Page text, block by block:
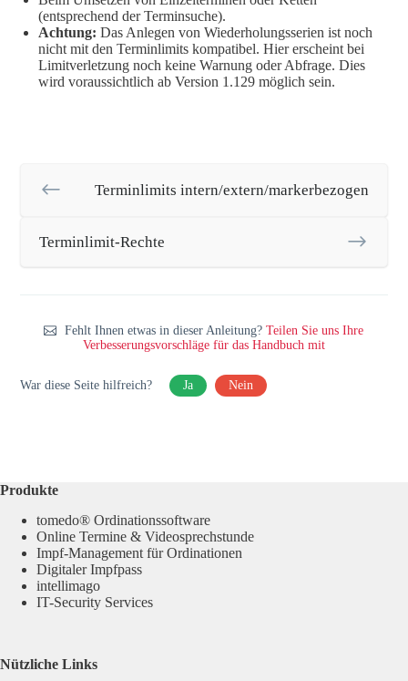
(entsprechend der Terminsuche).
Achtung: Das Anlegen von Wiederholungsserien ist noch
nicht mit den Terminlimits kompatibel. Hier erscheint bei
Limitverletzung noch keine Warnung oder Abfrage. Dies
wird voraussichtlich ab Version 1.129 möglich sein.
Terminlimits intern/extern/markerbezogen
Terminlimit-Rechte
Fehlt Ihnen etwas in dieser Anleitung?Teilen Sie uns Ihre
Verbesserungsvorschläge für das Handbuch mit
War diese Seite hilfreich? Ja Nein
Produkte
tomedo® Ordinationssoftware
Online Termine & Videosprechstunde
Impf-Management für Ordinationen
Digitaler Impfpass
intellimago
IT-Security Services
Nützliche Links